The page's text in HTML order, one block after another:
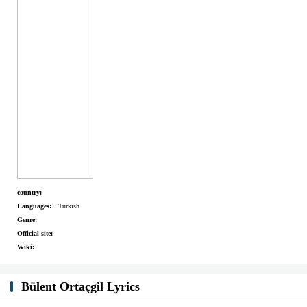
country:
Languages:
Turkish
Genre:
Official site:
Wiki:
Bülent Ortaçgil Lyrics